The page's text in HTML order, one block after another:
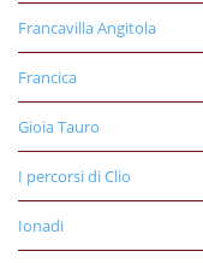
Francavilla Angitola
Francica
Gioia Tauro
I percorsi di Clio
Ionadi